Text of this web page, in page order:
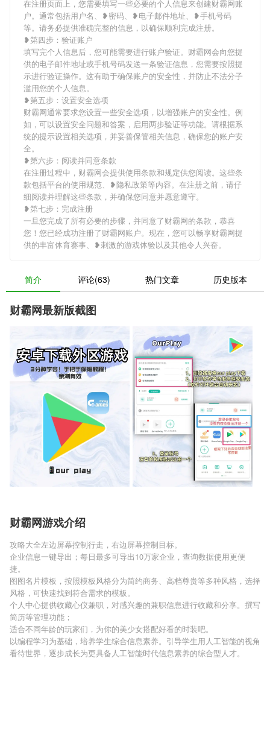
在注册页面上，您需要填写一些必要的个人信息来创建财霸网账
户。通常包括用户名、❥密码、❥电子邮件地址、❥手机号码
等。请务必提供准确完整的信息，以确保顺利完成注册。
❥第四步：验证账户
填写完个人信息后，您可能需要进行账户验证。财霸网会向您提
供的电子邮件地址或手机号码发送一条验证信息，您需要按照提
示进行验证操作。这有助于确保账户的安全性，并防止不法分子
滥用您的个人信息。
❥第五步：设置安全选项
财霸网通常要求您设置一些安全选项，以增强账户的安全性。例
如，可以设置安全问题和答案，启用两步验证等功能。请根据系
统的提示设置相关选项，并妥善保管相关信息，确保您的账户安
全。
❥第六步：阅读并同意条款
在注册过程中，财霸网会提供使用条款和规定供您阅读。这些条
款包括平台的使用规范、❥隐私政策等内容。在注册之前，请仔
细阅读并理解这些条款，并确保您同意并愿意遵守。
❥第七步：完成注册
一旦您完成了所有必要的步骤，并同意了财霸网的条款，恭喜
您！您已经成功注册了财霸网账户。现在，您可以畅享财霸网提
供的丰富体育赛事、❥刺激的游戏体验以及其他令人兴奋。
简介 评论(63) 热门文章 历史版本
财霸网最新版截图
财霸网游戏介绍
攻略大全左边屏幕控制行走，右边屏幕控制目标。
企业信息一键导出；每日最多可导出10万家企业，查询数据使用更便
捷。
图图名片模板，按照模板风格分为简约商务、高档尊贵等多种风格，选择
风格，可快速找到符合需求的模板。
个人中心提供收藏心仪兼职，对感兴趣的兼职信息进行收藏和分享。撰写
简历等管理功能；
适合不同年龄的玩家们，为你的美少女搭配好看的时装吧。
以编程学习为基础，培养学生综合信息素养。引导学生用人工智能的视角
看待世界，逐步成长为更具备人工智能时代信息素养的综合型人才。